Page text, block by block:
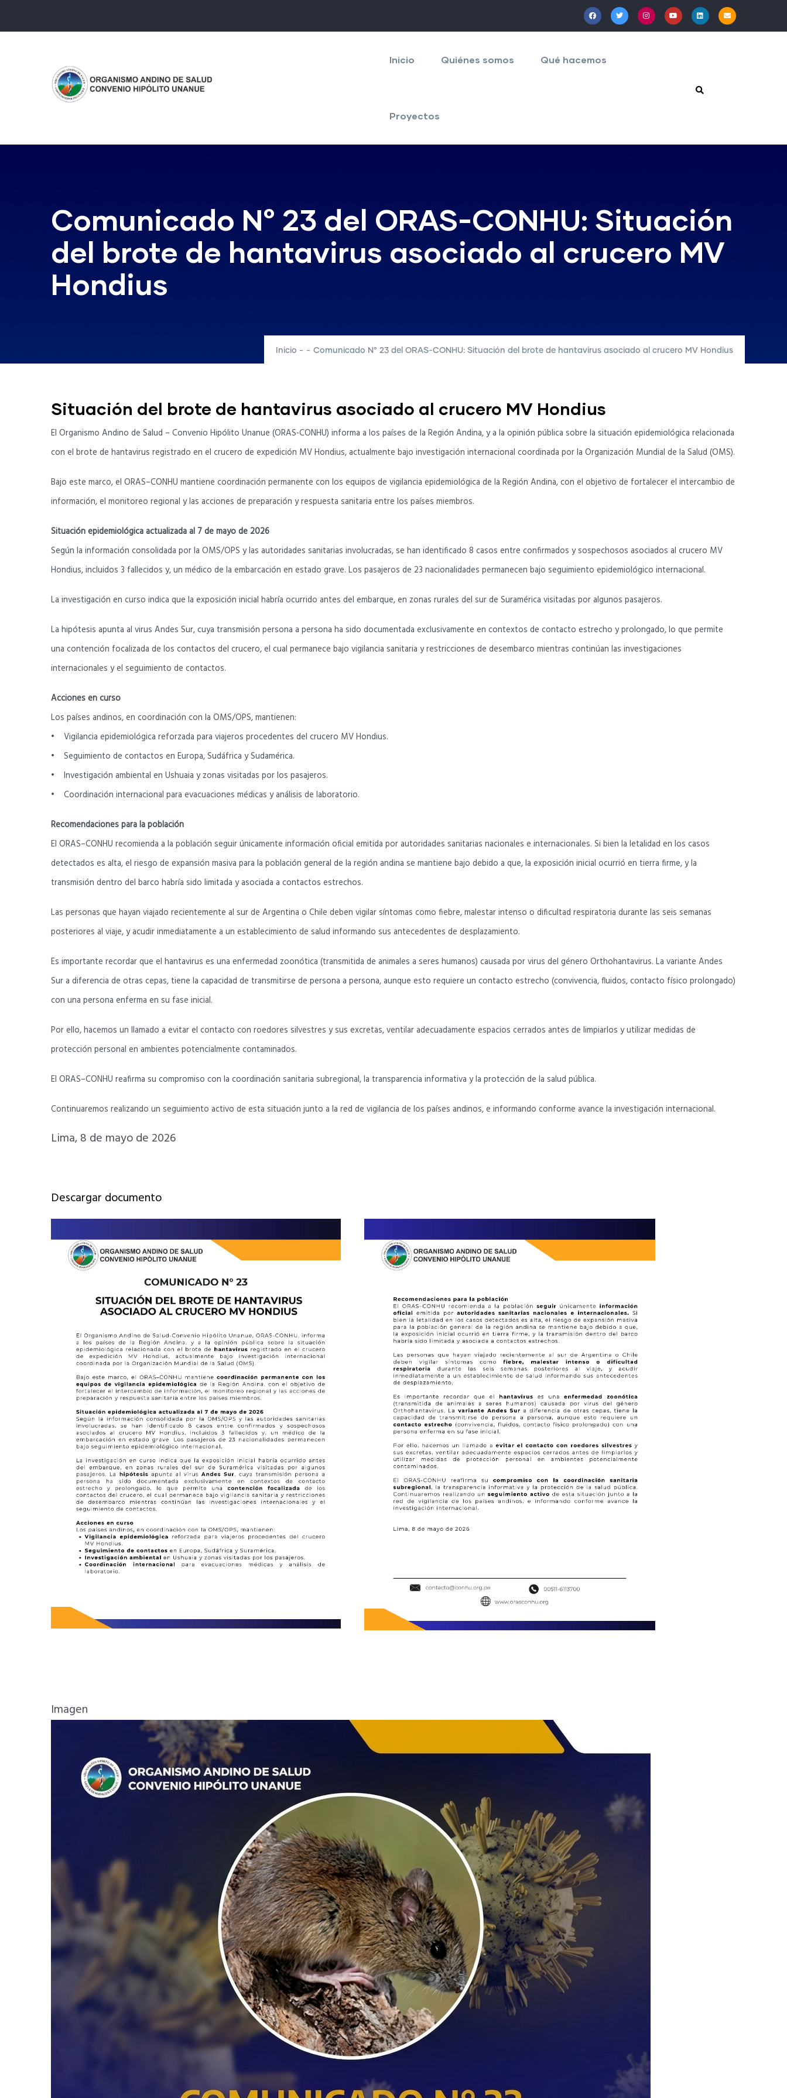
al
principal
Inicio Quiénes somos Qué hacemos
Proyectos
Comunicado N° 23 del ORAS-CONHU: Situación
del brote de hantavirus asociado al crucero MV
Hondius
Inicio - - Comunicado N° 23 del ORAS-CONHU: Situación del brote de hantavirus asociado al crucero MV Hondius
Situación del brote de hantavirus asociado al crucero MV Hondius
El Organismo Andino de Salud – Convenio Hipólito Unanue (ORAS-CONHU) informa a los países de la Región Andina, y a la opinión pública sobre la situación epidemiológica relacionada
con el brote de hantavirus registrado en el crucero de expedición MV Hondius, actualmente bajo investigación internacional coordinada por la Organización Mundial de la Salud (OMS).
Bajo este marco, el ORAS–CONHU mantiene coordinación permanente con los equipos de vigilancia epidemiológica de la Región Andina, con el objetivo de fortalecer el intercambio de
información, el monitoreo regional y las acciones de preparación y respuesta sanitaria entre los países miembros.
Situación epidemiológica actualizada al 7 de mayo de 2026
Según la información consolidada por la OMS/OPS y las autoridades sanitarias involucradas, se han identificado 8 casos entre confirmados y sospechosos asociados al crucero MV
Hondius, incluidos 3 fallecidos y, un médico de la embarcación en estado grave. Los pasajeros de 23 nacionalidades permanecen bajo seguimiento epidemiológico internacional.
La investigación en curso indica que la exposición inicial habría ocurrido antes del embarque, en zonas rurales del sur de Suramérica visitadas por algunos pasajeros.
La hipótesis apunta al virus Andes Sur, cuya transmisión persona a persona ha sido documentada exclusivamente en contextos de contacto estrecho y prolongado, lo que permite
una contención focalizada de los contactos del crucero, el cual permanece bajo vigilancia sanitaria y restricciones de desembarco mientras continúan las investigaciones
internacionales y el seguimiento de contactos.
Acciones en curso
Los países andinos, en coordinación con la OMS/OPS, mantienen:
• Vigilancia epidemiológica reforzada para viajeros procedentes del crucero MV Hondius.
• Seguimiento de contactos en Europa, Sudáfrica y Sudamérica.
• Investigación ambiental en Ushuaia y zonas visitadas por los pasajeros.
• Coordinación internacional para evacuaciones médicas y análisis de laboratorio.
Recomendaciones para la población
El ORAS–CONHU recomienda a la población seguir únicamente información oficial emitida por autoridades sanitarias nacionales e internacionales. Si bien la letalidad en los casos
detectados es alta, el riesgo de expansión masiva para la población general de la región andina se mantiene bajo debido a que, la exposición inicial ocurrió en tierra firme, y la
transmisión dentro del barco habría sido limitada y asociada a contactos estrechos.
Las personas que hayan viajado recientemente al sur de Argentina o Chile deben vigilar síntomas como fiebre, malestar intenso o dificultad respiratoria durante las seis semanas
posteriores al viaje, y acudir inmediatamente a un establecimiento de salud informando sus antecedentes de desplazamiento.
Es importante recordar que el hantavirus es una enfermedad zoonótica (transmitida de animales a seres humanos) causada por virus del género Orthohantavirus. La variante Andes
Sur a diferencia de otras cepas, tiene la capacidad de transmitirse de persona a persona, aunque esto requiere un contacto estrecho (convivencia, fluidos, contacto físico prolongado)
con una persona enferma en su fase inicial.
Por ello, hacemos un llamado a evitar el contacto con roedores silvestres y sus excretas, ventilar adecuadamente espacios cerrados antes de limpiarlos y utilizar medidas de
protección personal en ambientes potencialmente contaminados.
El ORAS–CONHU reafirma su compromiso con la coordinación sanitaria subregional, la transparencia informativa y la protección de la salud pública.
Continuaremos realizando un seguimiento activo de esta situación junto a la red de vigilancia de los países andinos, e informando conforme avance la investigación internacional.
Lima, 8 de mayo de 2026
Descargar documento
Imagen